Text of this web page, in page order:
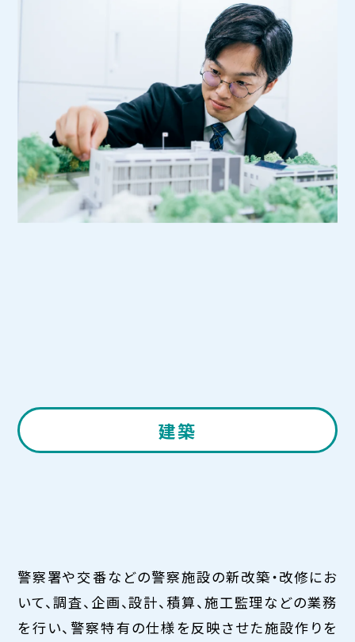
建築
警察署や交番などの警察施設の新改築・改修にお
いて、調査、企画、設計、積算、施工監理などの業務
を行い、警察特有の仕様を反映させた施設作りを